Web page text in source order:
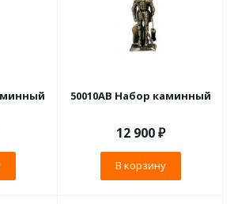
50010AB Набор каминный
12 900₽
В корзину